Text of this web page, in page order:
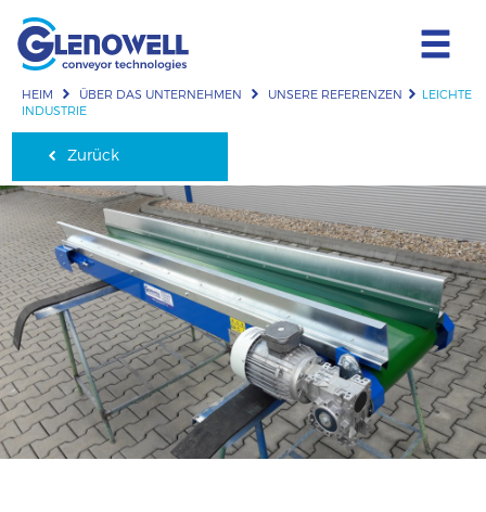
HEIM ÜBER DAS UNTERNEHMEN UNSERE REFERENZEN
LEICHTE
INDUSTRIE
Zurück